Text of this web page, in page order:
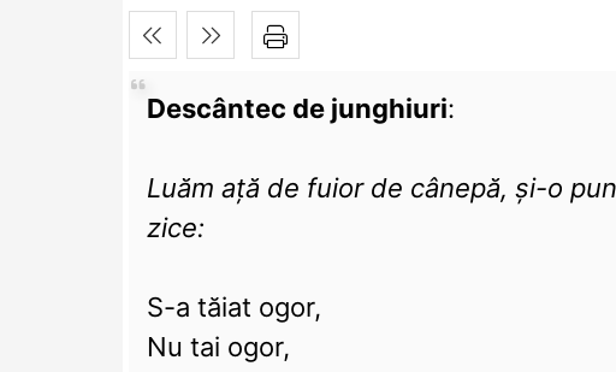
Descântec de junghiuri:
Luăm ață de fuior de cânepă, și-o
zice:
S-a tăiat ogor,
Nu tai ogor,